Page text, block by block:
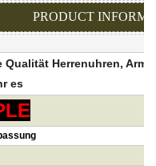
PRODUCT
Qualität Herrenuhren,
es